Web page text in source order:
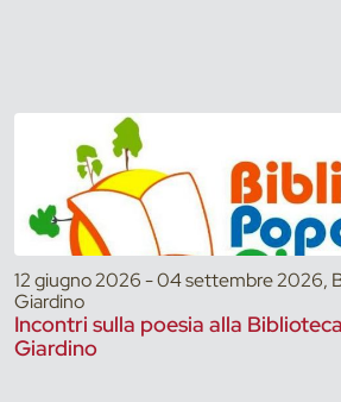
12 giugno 2026 - 04 settembre 2026,
Giardino
Incontri sulla poesia alla
Giardino